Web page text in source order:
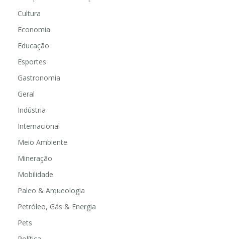
Cultura
Economia
Educação
Esportes
Gastronomia
Geral
Indústria
Internacional
Meio Ambiente
Mineração
Mobilidade
Paleo & Arqueologia
Petróleo, Gás & Energia
Pets